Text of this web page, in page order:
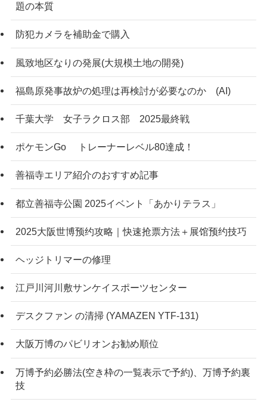
題の本質
防犯カメラを補助金で購入
風致地区なりの発展(大規模土地の開発)
福島原発事故炉の処理は再検討が必要なのか (AI)
千葉大学 女子ラクロス部 2025最終戦
ポケモンGo トレーナーレベル80達成！
善福寺エリア紹介のおすすめ記事
都立善福寺公園 2025イベント「あかりテラス」
2025大阪世博预约攻略｜快速抢票方法＋展馆预约技巧
ヘッジトリマーの修理
江戸川河川敷サンケイスポーツセンター
デスクファン の清掃 (YAMAZEN YTF-131)
大阪万博のパビリオンお勧め順位
万博予約必勝法(空き枠の一覧表示で予約)、万博予約裏
技